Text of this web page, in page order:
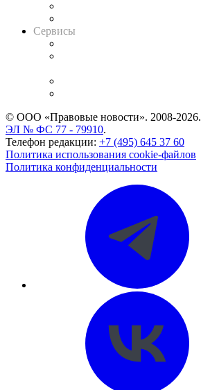
Сервисы
© ООО «Правовые новости». 2008-2026.
ЭЛ № ФС 77 - 79910.
Телефон редакции: +7 (495) 645 37 60
Политика использования cookie-файлов
Политика конфиденциальности